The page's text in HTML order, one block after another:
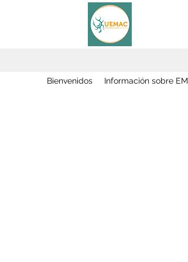
Bienvenidos Información sobre EM